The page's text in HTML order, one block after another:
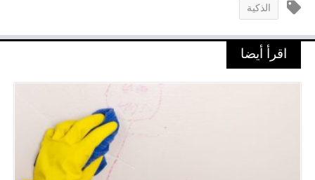
الذكية
اقرأ أيضا